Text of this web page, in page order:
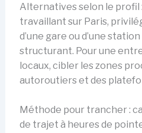
Alternatives selon le profil
travaillant sur Paris,
d’une gare ou d’une
structurant. Pour une
locaux, cibler les zones
autoroutiers et des
Méthode pour trancher :
de trajet à heures de